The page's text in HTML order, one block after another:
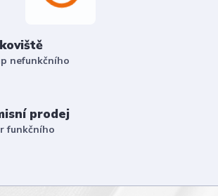
nefunkčního
prodej
funkčního